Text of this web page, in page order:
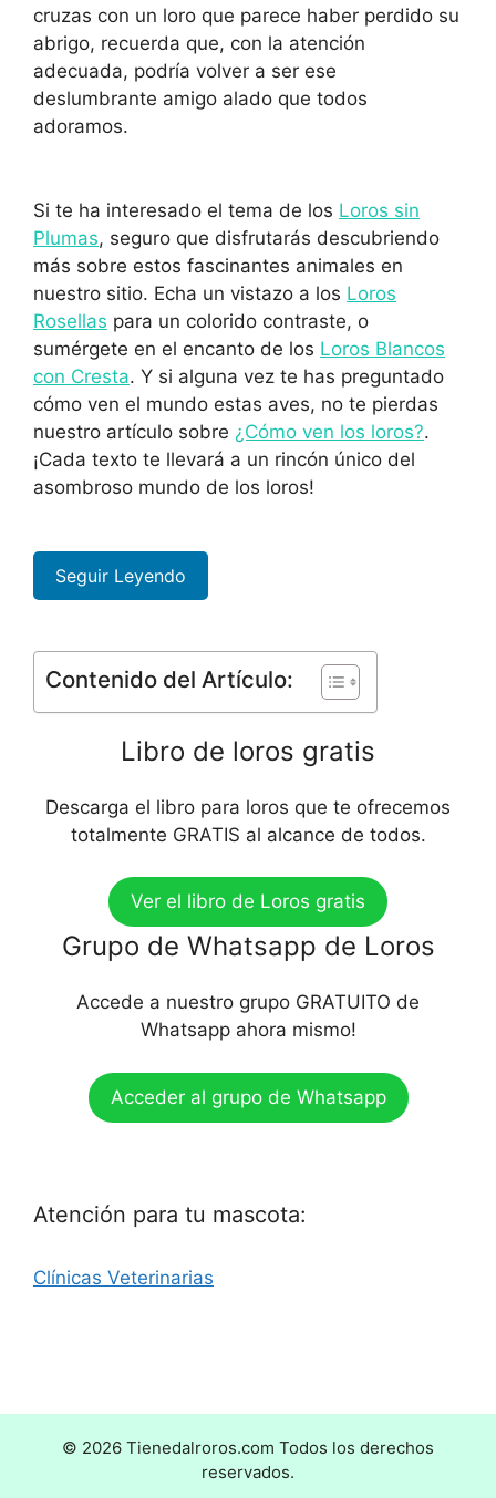
cruzas con un loro que parece haber perdido su
abrigo, recuerda que, con la atención
adecuada, podría volver a ser ese
deslumbrante amigo alado que todos
adoramos.
Si te ha interesado el tema de los Loros sin
Plumas, seguro que disfrutarás descubriendo
más sobre estos fascinantes animales en
nuestro sitio. Echa un vistazo a los Loros
Rosellas para un colorido contraste, o
sumérgete en el encanto de los Loros Blancos
con Cresta. Y si alguna vez te has preguntado
cómo ven el mundo estas aves, no te pierdas
nuestro artículo sobre ¿Cómo ven los loros?.
¡Cada texto te llevará a un rincón único del
asombroso mundo de los loros!
Seguir Leyendo
Contenido del Artículo:
Libro de loros gratis
Descarga el libro para loros que te ofrecemos
totalmente GRATIS al alcance de todos.
Ver el libro de Loros gratis
Grupo de Whatsapp de Loros
Accede a nuestro grupo GRATUITO de
Whatsapp ahora mismo!
Acceder al grupo de Whatsapp
Atención para tu mascota:
Clínicas Veterinarias
© 2026 Tienedalroros.com Todos los derechos
reservados.